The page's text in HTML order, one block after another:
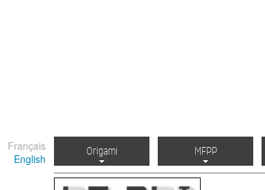
Français
English
Origami MFPP